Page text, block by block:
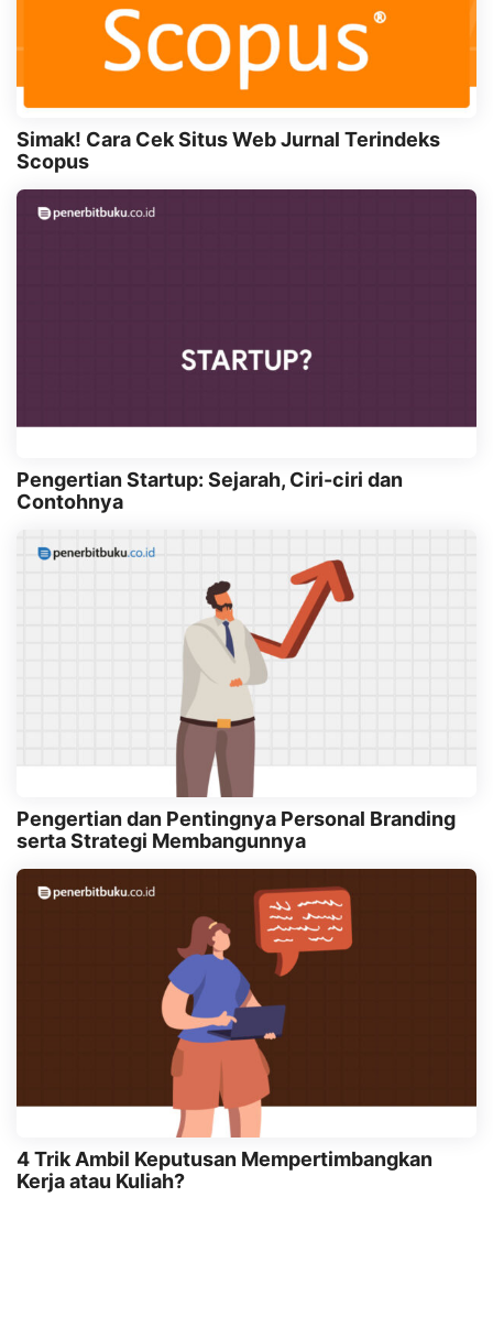
Simak! Cara Cek Situs Web Jurnal Terindeks
Scopus
Pengertian Startup: Sejarah, Ciri-ciri dan
Contohnya
Pengertian dan Pentingnya Personal Branding
serta Strategi Membangunnya
4 Trik Ambil Keputusan Mempertimbangkan
Kerja atau Kuliah?